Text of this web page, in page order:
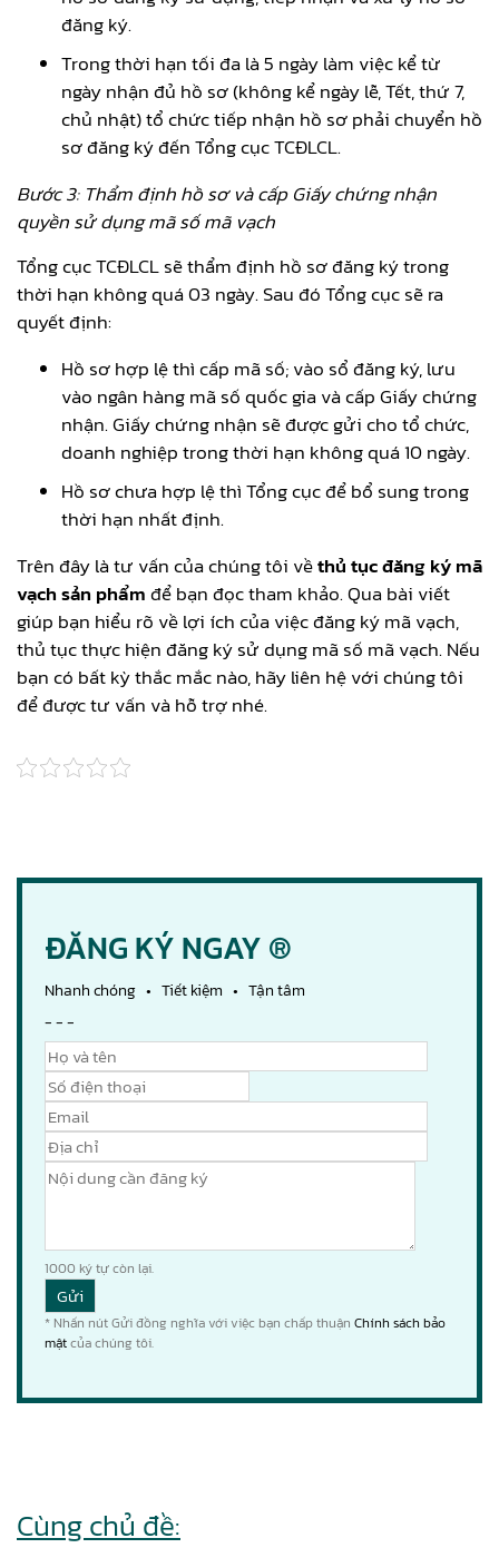
đăng ký.
Trong thời hạn tối đa là 5 ngày làm việc kể từ
ngày nhận đủ hồ sơ (không kể ngày lễ, Tết, thứ 7,
chủ nhật) tổ chức tiếp nhận hồ sơ phải chuyển hồ
sơ đăng ký đến Tổng cục TCĐLCL.
Bước 3: Thẩm định hồ sơ và cấp Giấy chứng nhận
quyền sử dụng mã số mã vạch
Tổng cục TCĐLCL sẽ thẩm định hồ sơ đăng ký trong
thời hạn không quá 03 ngày. Sau đó Tổng cục sẽ ra
quyết định:
Hồ sơ hợp lệ thì cấp mã số; vào sổ đăng ký, lưu
vào ngân hàng mã số quốc gia và cấp Giấy chứng
nhận. Giấy chứng nhận sẽ được gửi cho tổ chức,
doanh nghiệp trong thời hạn không quá 10 ngày.
Hồ sơ chưa hợp lệ thì Tổng cục để bổ sung trong
thời hạn nhất định.
Trên đây là tư vấn của chúng tôi vềthủ tục đăng ký mã
vạch sản phẩmđể bạn đọc tham khảo. Qua bài viết
giúp bạn hiểu rõ về lợi ích của việc đăng ký mã vạch,
thủ tục thực hiện đăng ký sử dụng mã số mã vạch. Nếu
bạn có bất kỳ thắc mắc nào, hãy liên hệ với chúng tôi
để được tư vấn và hỗ trợ nhé.
ĐĂNG KÝ NGAY ®
Nhanh chóng • Tiết kiệm • Tận tâm
- - -
1000 ký tự còn lại.
* Nhấn nút Gửi đồng nghĩa với việc bạn chấp thuận Chính sách bảo
mậtcủa chúng tôi.
Cùng chủ đề: